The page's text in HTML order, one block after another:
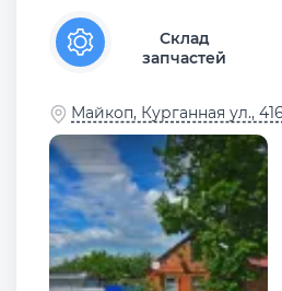
Склад
запчастей
Майкоп, Курганная ул., 416